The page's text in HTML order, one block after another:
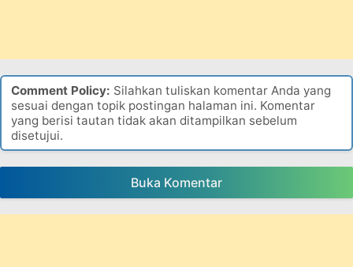
Comment Policy: Silahkan tuliskan komentar Anda yang
sesuai dengan topik postingan halaman ini. Komentar
yang berisi tautan tidak akan ditampilkan sebelum
disetujui.
Buka Komentar